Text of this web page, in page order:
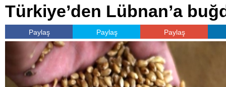
Türkiye’den Lübnan’a
Paylaş Paylaş Paylaş